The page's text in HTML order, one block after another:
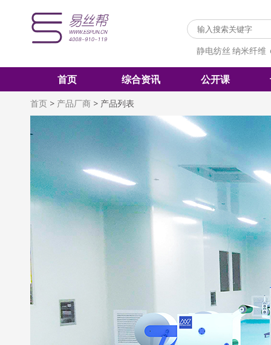
静电纺丝 纳米纤维
首页 综合资讯 公开课
首页 > 产品厂商 > 产品列表